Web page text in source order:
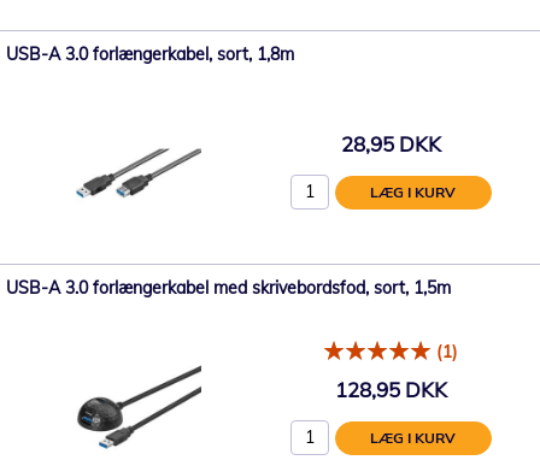
USB-A 3.0 forlængerkabel, sort, 1,8m
28,95 DKK
LÆG I KURV
USB-A 3.0 forlængerkabel med skrivebordsfod, sort, 1,5m
(1)
128,95 DKK
LÆG I KURV